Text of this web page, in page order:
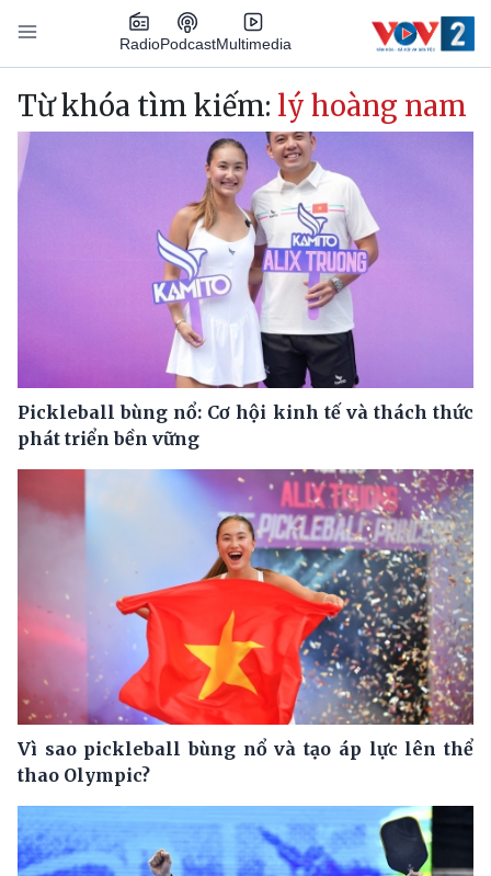
Nhảy đến nội dung
RadioPodcastMultimedia
Main navigation
Từ khóa tìm kiếm: lý hoàng nam
Pickleball bùng nổ: Cơ hội kinh tế và thách thức
phát triển bền vững
Vì sao pickleball bùng nổ và tạo áp lực lên thể
thao Olympic?